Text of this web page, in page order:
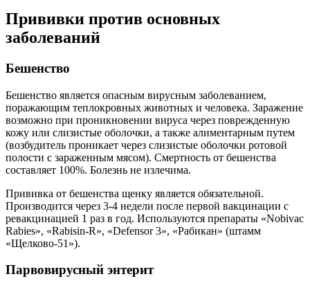
Прививки против основных
заболеваний
Бешенство
Бешенство является опасным вирусным заболеванием,
поражающим теплокровных животных и человека. Заражение
возможно при проникновении вируса через поврежденную
кожу или слизистые оболочки, а также алиментарным путем
(возбудитель проникает через слизистые оболочки ротовой
полости с зараженным мясом). Смертность от бешенства
составляет 100%. Болезнь не излечима.
Прививка от бешенства щенку является обязательной.
Производится через 3-4 недели после первой вакцинации с
ревакцинацией 1 раз в год. Используются препараты «Nobivac
Rabies», «Rabisin-R», «Defensor 3», «Рабикан» (штамм
«Щелково-51»).
Парвовирусный энтерит